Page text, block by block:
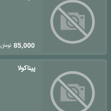
85,000 تومان
پیناکولا